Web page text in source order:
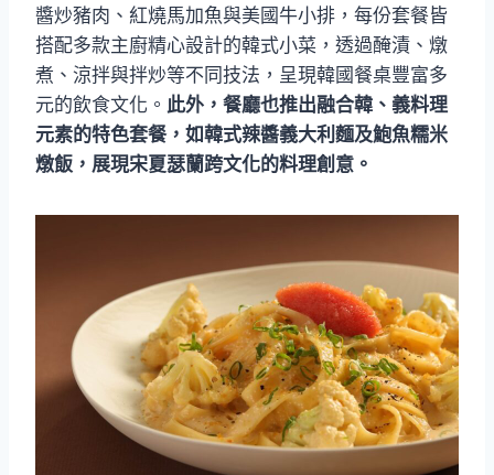
醬炒豬肉、紅燒馬加魚與美國牛小排，每份套餐皆
搭配多款主廚精心設計的韓式小菜，透過醃漬、燉
煮、涼拌與拌炒等不同技法，呈現韓國餐桌豐富多
元的飲食文化。 此外，餐廳也推出融合韓、義料理
元素的特色套餐，如韓式辣醬義大利麵及鮑魚糯米
燉飯，展現宋夏瑟蘭跨文化的料理創意。